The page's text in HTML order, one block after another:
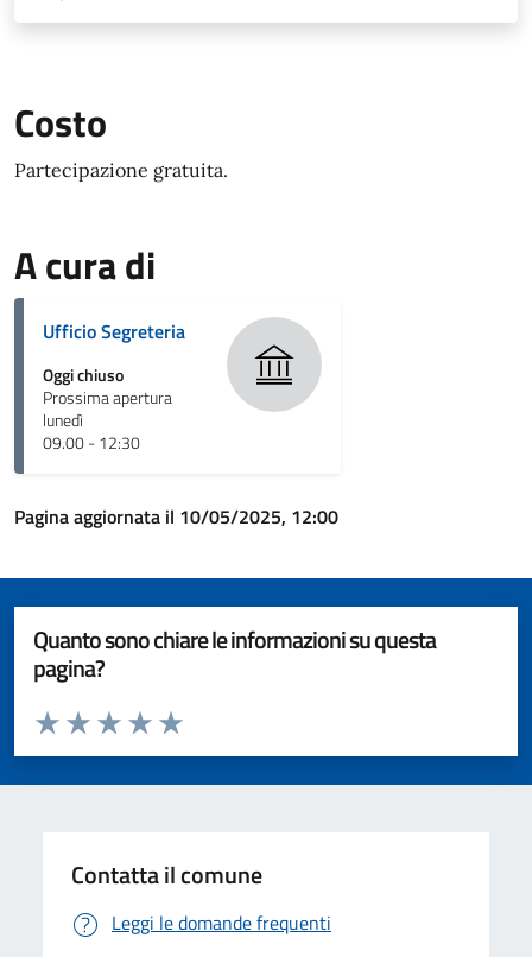
Costo
Partecipazione gratuita.
A cura di
Ufficio Segreteria
Oggi chiuso
Prossima apertura
lunedì
09.00 - 12:30
Pagina aggiornata il 10/05/2025, 12:00
Quanto sono chiare le informazioni su questa
pagina?
Valuta da 1 a 5 stelle la pagina
Valuta 5 stelle su 5
Valuta 4 stelle su 5
Valuta 3 stelle su 5
Valuta 2 stelle su 5
Valuta 1 stelle su 5
Contatta il comune
Leggi le domande frequenti